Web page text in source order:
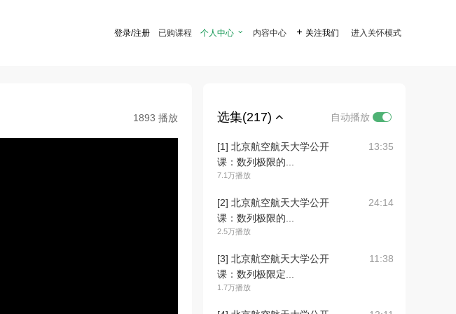
登录/注册 已购课程 个人中心  内容中心  关注我们 进入关怀模式
1893 播放 选集(217) 自动播放
[1] 北京航空航天大学公开
课：数列极限的...
7.1万播放
13:35
[2] 北京航空航天大学公开
课：数列极限的...
2.5万播放
24:14
[3] 北京航空航天大学公开
课：数列极限定...
1.7万播放
11:38